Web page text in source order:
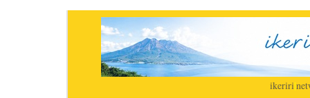
ikeriri|